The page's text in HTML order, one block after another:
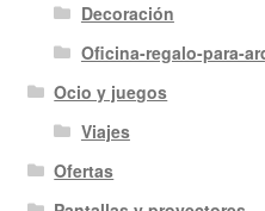
Decoración
Oficina-regalo-para-
Ocio y juegos
Viajes
Ofertas